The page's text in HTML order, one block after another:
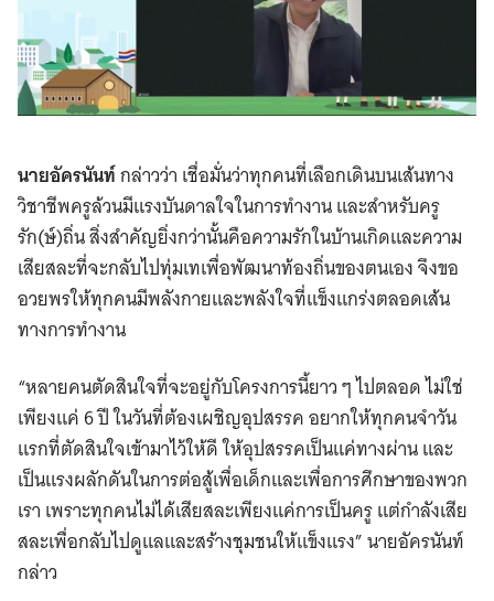
นายอัครนันท์กล่าวว่า เชื่อมั่นว่าทุกคนที่เลือกเดินบนเส้นทาง
วิชาชีพครูล้วนมีแรงบันดาลใจในการทำงาน และสำหรับครู
รัก(ษ์)ถิ่น สิ่งสำคัญยิ่งกว่านั้นคือความรักในบ้านเกิดและความ
เสียสละที่จะกลับไปทุ่มเทเพื่อพัฒนาท้องถิ่นของตนเอง จึงขอ
อวยพรให้ทุกคนมีพลังกายและพลังใจที่แข็งแกร่งตลอดเส้น
ทางการทำงาน
“หลายคนตัดสินใจที่จะอยู่กับโครงการนี้ยาว ๆ ไปตลอด ไม่ใช่
เพียงแค่ 6 ปี ในวันที่ต้องเผชิญอุปสรรค อยากให้ทุกคนจำวัน
แรกที่ตัดสินใจเข้ามาไว้ให้ดี ให้อุปสรรคเป็นแค่ทางผ่าน และ
เป็นแรงผลักดันในการต่อสู้เพื่อเด็กและเพื่อการศึกษาของพวก
เรา เพราะทุกคนไม่ได้เสียสละเพียงแค่การเป็นครู แต่กำลังเสีย
สละเพื่อกลับไปดูแลและสร้างชุมชนให้แข็งแรง” นายอัครนันท์
กล่าว